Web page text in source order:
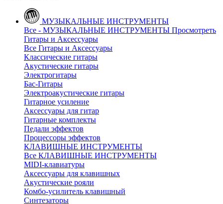
МУЗЫКАЛЬНЫЕ ИНСТРУМЕНТЫ
Все - МУЗЫКАЛЬНЫЕ ИНСТРУМЕНТЫ Просмотреть
Гитары и Аксессуары
Все Гитары и Аксессуары
Классические гитары
Акустические гитары
Электрогитары
Бас-Гитары
Электроакустические гитары
Гитарное усиление
Аксессуары для гитар
Гитарные комплекты
Педали эффектов
Процессоры эффектов
КЛАВИШНЫЕ ИНСТРУМЕНТЫ
Все КЛАВИШНЫЕ ИНСТРУМЕНТЫ
MIDI-клавиатуры
Аксессуары для клавишных
Акустические рояли
Комбо-усилитель клавишный
Синтезаторы